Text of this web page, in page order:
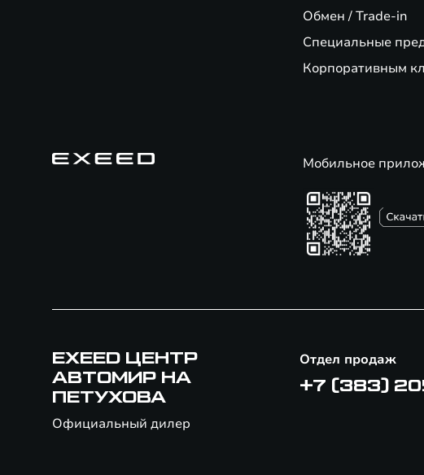
Обмен / Trade-in
Специальные
Корпоративным
Мобильное
EXEED ЦЕНТР
АВТОМИР НА
ПЕТУХОВА
Официальный дилер
Отдел продаж
+7 (383)